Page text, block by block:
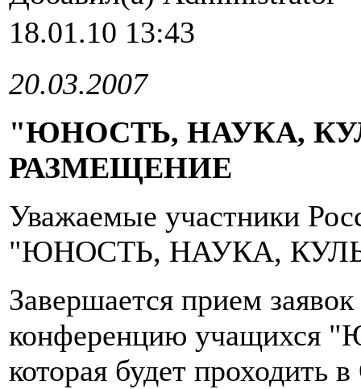
18.01.10 13:43
20.03.2007
"ЮНОСТЬ, НАУКА,
РАЗМЕЩЕНИЕ
Уважаемые участники
"ЮНОСТЬ, НАУКА,
Завершается прием
конференцию учащихся
которая будет проходить